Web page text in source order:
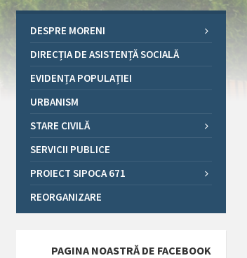
DESPRE MORENI
DIRECȚIA DE ASISTENȚĂ SOCIALĂ
EVIDENȚA POPULAȚIEI
URBANISM
STARE CIVILĂ
SERVICII PUBLICE
PROIECT SIPOCA 671
REORGANIZARE
PAGINA NOASTRĂ DE FACEBOOK